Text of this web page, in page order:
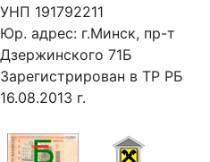
УНП 191792211
Юр. адрес: г.Минск, пр-т
Дзержинского 71Б
Зарегистрирован в ТР РБ
16.08.2013 г.